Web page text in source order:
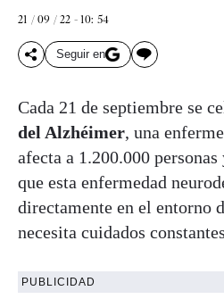
21 / 09 / 22 - 10: 54
Seguir en
Cada 21 de septiembre se
del Alzhéimer, una
afecta a 1.200.000
que esta enfermedad
directamente en el entorno
necesita cuidados
PUBLICIDAD